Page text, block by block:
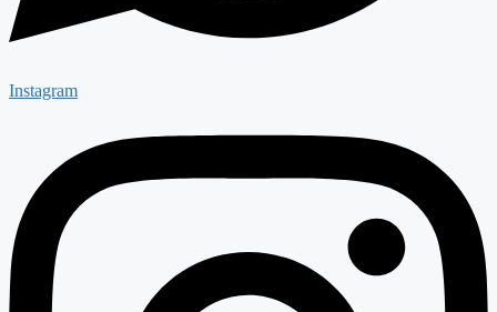
Instagram